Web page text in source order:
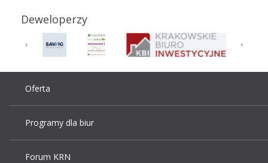
Deweloperzy
Oferta
Programy dla biur
Forum KRN